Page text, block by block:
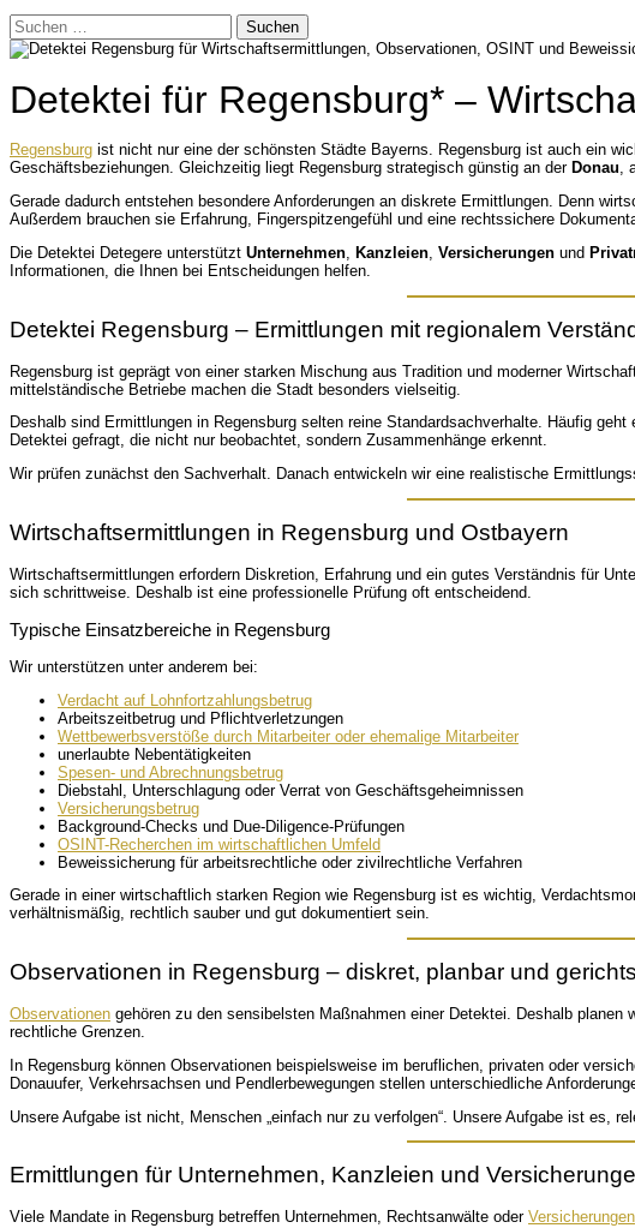
Suchen
nach:
Detektei für Regensburg* –
Regensburg ist nicht nur eine der schönsten Städte Bayerns. Regensburg ist auch ein
Geschäftsbeziehungen. Gleichzeitig liegt Regensburg strategisch günstig an der Donau,
Gerade dadurch entstehen besondere Anforderungen an diskrete Ermittlungen. Denn
Außerdem brauchen sie Erfahrung, Fingerspitzengefühl und eine rechtssichere
Die Detektei Detegere unterstützt Unternehmen, Kanzleien, Versicherungen und
Informationen, die Ihnen bei Entscheidungen helfen.
Detektei Regensburg – Ermittlungen mit regionalem
Regensburg ist geprägt von einer starken Mischung aus Tradition und moderner
mittelständische Betriebe machen die Stadt besonders vielseitig.
Deshalb sind Ermittlungen in Regensburg selten reine Standardsachverhalte. Häufig
Detektei gefragt, die nicht nur beobachtet, sondern Zusammenhänge erkennt.
Wir prüfen zunächst den Sachverhalt. Danach entwickeln wir eine realistische
Wirtschaftsermittlungen in Regensburg und Ostbayern
Wirtschaftsermittlungen erfordern Diskretion, Erfahrung und ein gutes Verständnis für
sich schrittweise. Deshalb ist eine professionelle Prüfung oft entscheidend.
Typische Einsatzbereiche in Regensburg
Wir unterstützen unter anderem bei:
Verdacht auf Lohnfortzahlungsbetrug
Arbeitszeitbetrug und Pflichtverletzungen
Wettbewerbsverstöße durch Mitarbeiter oder ehemalige Mitarbeiter
unerlaubte Nebentätigkeiten
Spesen- und Abrechnungsbetrug
Diebstahl, Unterschlagung oder Verrat von Geschäftsgeheimnissen
Versicherungsbetrug
Background-Checks und Due-Diligence-Prüfungen
OSINT-Recherchen im wirtschaftlichen Umfeld
Beweissicherung für arbeitsrechtliche oder zivilrechtliche Verfahren
Gerade in einer wirtschaftlich starken Region wie Regensburg ist es wichtig,
verhältnismäßig, rechtlich sauber und gut dokumentiert sein.
Observationen in Regensburg – diskret, planbar und
Observationen gehören zu den sensibelsten Maßnahmen einer Detektei. Deshalb
rechtliche Grenzen.
In Regensburg können Observationen beispielsweise im beruflichen, privaten oder
Donauufer, Verkehrsachsen und Pendlerbewegungen stellen unterschiedliche
Unsere Aufgabe ist nicht, Menschen „einfach nur zu verfolgen“. Unsere Aufgabe ist es,
Ermittlungen für Unternehmen, Kanzleien und
Viele Mandate in Regensburg betreffen Unternehmen, Rechtsanwälte oder Versicherungen